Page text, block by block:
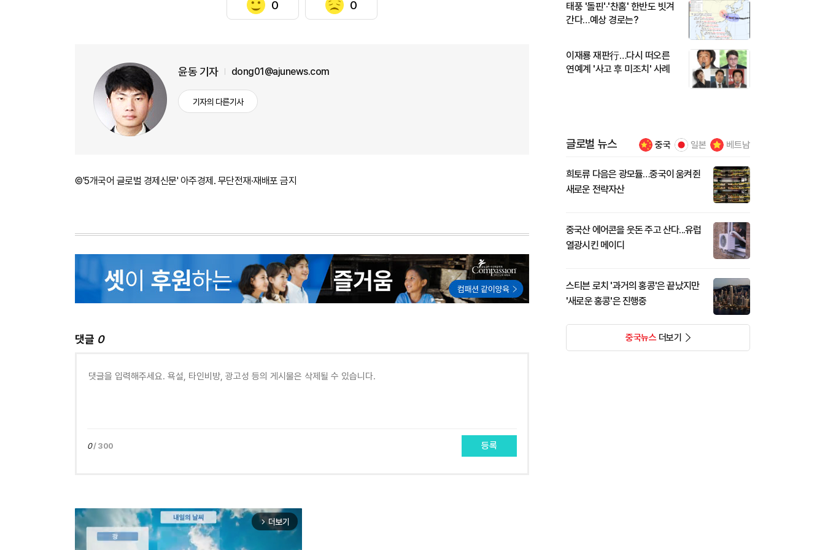
0 0
윤동 기자 dong01@ajunews.com
기자의 다른기사
©'5개국어 글로벌 경제신문' 아주경제. 무단전재·재배포 금지
댓글 0
0/ 300 등록
arrow_forward_ios 더보기
태풍 '돌핀'·'찬홈' 한반도 빗겨
간다…예상 경로는?
이재룡 재판行…다시 떠오른
연예계 '사고 후 미조치' 사례
글로벌 뉴스 중국 일본 베트남
희토류 다음은 광모듈…중국이 움켜쥔
새로운 전략자산
중국산 에어콘을 웃돈 주고 산다...유럽
열광시킨 메이디
스티븐 로치 '과거의 홍콩'은 끝났지만
'새로운 홍콩'은 진행중
중국뉴스더보기